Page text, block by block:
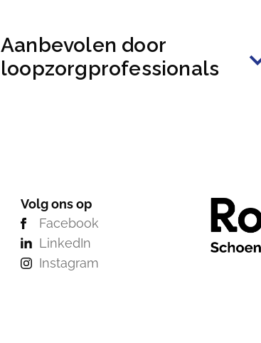
Aanbevolen door
loopzorgprofessionals
Volg ons op
Facebook
LinkedIn
Instagram